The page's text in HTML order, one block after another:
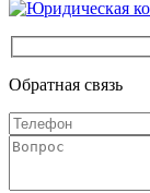
Обратная связь